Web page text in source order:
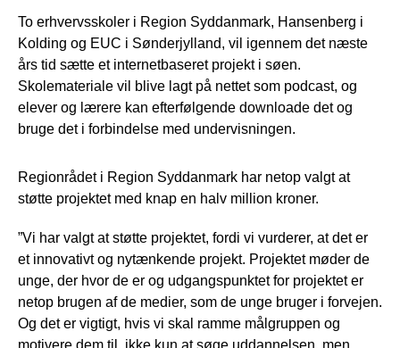
To erhvervsskoler i Region Syddanmark, Hansenberg i
Kolding og EUC i Sønderjylland, vil igennem det næste
års tid sætte et internetbaseret projekt i søen.
Skolemateriale vil blive lagt på nettet som podcast, og
elever og lærere kan efterfølgende downloade det og
bruge det i forbindelse med undervisningen.
Regionrådet i Region Syddanmark har netop valgt at
støtte projektet med knap en halv million kroner.
”Vi har valgt at støtte projektet, fordi vi vurderer, at det er
et innovativt og nytænkende projekt. Projektet møder de
unge, der hvor de er og udgangspunktet for projektet er
netop brugen af de medier, som de unge bruger i forvejen.
Og det er vigtigt, hvis vi skal ramme målgruppen og
motivere dem til, ikke kun at søge uddannelsen, men